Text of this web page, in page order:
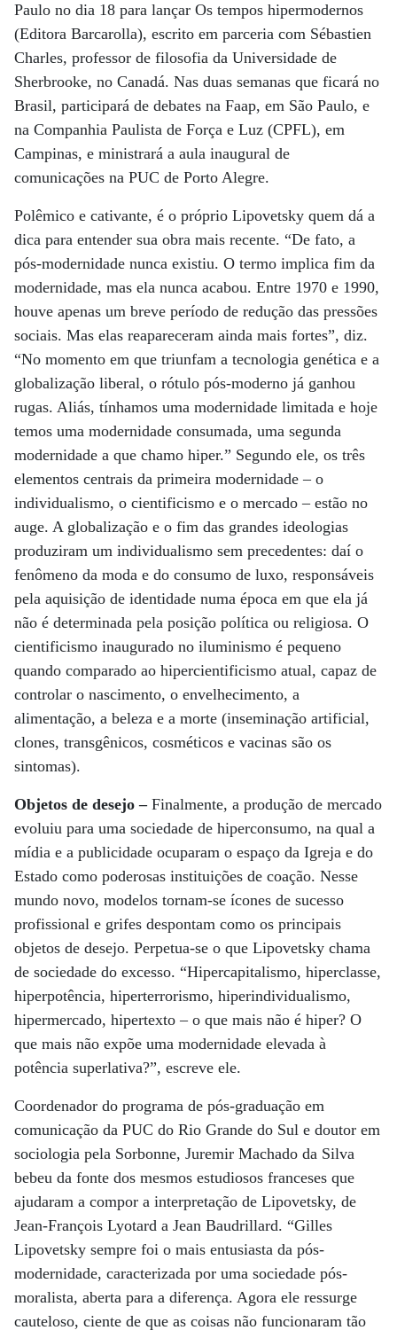
Paulo no dia 18 para lançar Os tempos hipermodernos
(Editora Barcarolla), escrito em parceria com Sébastien
Charles, professor de filosofia da Universidade de
Sherbrooke, no Canadá. Nas duas semanas que ficará no
Brasil, participará de debates na Faap, em São Paulo, e
na Companhia Paulista de Força e Luz (CPFL), em
Campinas, e ministrará a aula inaugural de
comunicações na PUC de Porto Alegre.
Polêmico e cativante, é o próprio Lipovetsky quem dá a
dica para entender sua obra mais recente. “De fato, a
pós-modernidade nunca existiu. O termo implica fim da
modernidade, mas ela nunca acabou. Entre 1970 e 1990,
houve apenas um breve período de redução das pressões
sociais. Mas elas reapareceram ainda mais fortes”, diz.
“No momento em que triunfam a tecnologia genética e a
globalização liberal, o rótulo pós-moderno já ganhou
rugas. Aliás, tínhamos uma modernidade limitada e hoje
temos uma modernidade consumada, uma segunda
modernidade a que chamo hiper.” Segundo ele, os três
elementos centrais da primeira modernidade – o
individualismo, o cientificismo e o mercado – estão no
auge. A globalização e o fim das grandes ideologias
produziram um individualismo sem precedentes: daí o
fenômeno da moda e do consumo de luxo, responsáveis
pela aquisição de identidade numa época em que ela já
não é determinada pela posição política ou religiosa. O
cientificismo inaugurado no iluminismo é pequeno
quando comparado ao hipercientificismo atual, capaz de
controlar o nascimento, o envelhecimento, a
alimentação, a beleza e a morte (inseminação artificial,
clones, transgênicos, cosméticos e vacinas são os
sintomas).
Objetos de desejo –Finalmente, a produção de mercado
evoluiu para uma sociedade de hiperconsumo, na qual a
mídia e a publicidade ocuparam o espaço da Igreja e do
Estado como poderosas instituições de coação. Nesse
mundo novo, modelos tornam-se ícones de sucesso
profissional e grifes despontam como os principais
objetos de desejo. Perpetua-se o que Lipovetsky chama
de sociedade do excesso. “Hipercapitalismo, hiperclasse,
hiperpotência, hiperterrorismo, hiperindividualismo,
hipermercado, hipertexto – o que mais não é hiper? O
que mais não expõe uma modernidade elevada à
potência superlativa?”, escreve ele.
Coordenador do programa de pós-graduação em
comunicação da PUC do Rio Grande do Sul e doutor em
sociologia pela Sorbonne, Juremir Machado da Silva
bebeu da fonte dos mesmos estudiosos franceses que
ajudaram a compor a interpretação de Lipovetsky, de
Jean-François Lyotard a Jean Baudrillard. “Gilles
Lipovetsky sempre foi o mais entusiasta da pós-
modernidade, caracterizada por uma sociedade pós-
moralista, aberta para a diferença. Agora ele ressurge
cauteloso, ciente de que as coisas não funcionaram tão